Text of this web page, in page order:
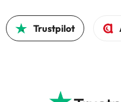
Trustpilot